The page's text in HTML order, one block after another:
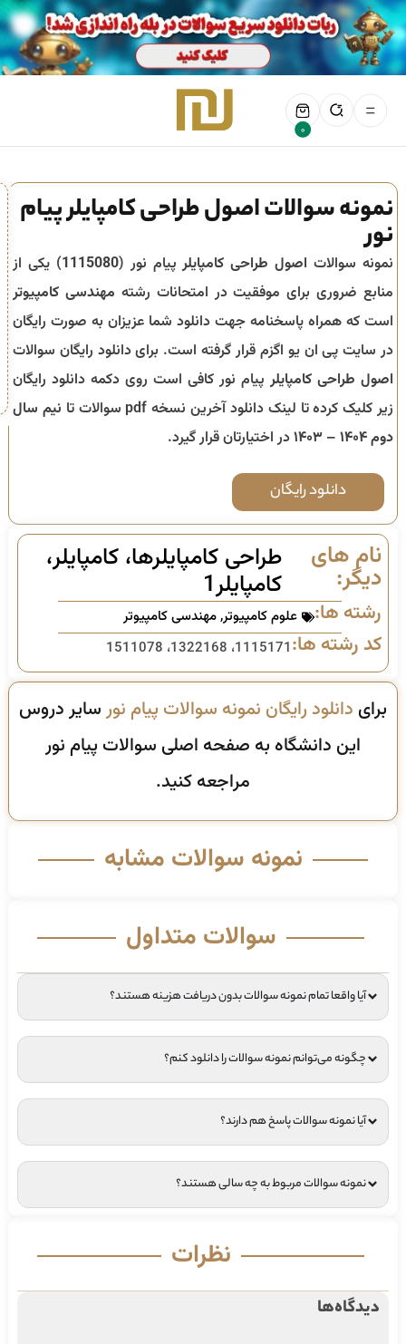
0
نمونه سوالات اصول طراحی کامپایلر پیام
نور
نمونه سوالات اصول طراحی کامپایلرپیام نور (1115080) یکی از
منابع ضروری برای موفقیت در امتحانات رشته مهندسی کامپیوتر
است که همراه پاسخنامه جهت دانلود شما عزیزان به صورت رایگان
در سایت پی ان یو اگزم قرار گرفته است. برای دانلود رایگان سوالات
اصول طراحی کامپایلرپیام نور کافی است روی دکمه دانلود رایگان
زیر کلیک کرده تا لینک دانلود آخرین نسخه pdf سوالات تا
نیم سال
دوم ۱۴۰۴ – ۱۴۰۳
در اختیارتان قرار گیرد.
دانلود رایگان
نام های
دیگر:
طراحی کامپایلرها، کامپایلر،
کامپایلر1
رشته ها: علوم کامپیوتر,مهندسی کامپیوتر
کد رشته ها:1115171، 1322168، 1511078
برای دانلود رایگان نمونه سوالات پیام نورسایر دروس
این دانشگاه به صفحه اصلی سوالات پیام نور
مراجعه کنید.
نمونه سوالات مشابه
سوالات متداول
آیا واقعا تمام نمونه سوالات بدون دریافت هزینه هستند؟
چگونه می‌توانم نمونه سوالات را دانلود کنم؟
آیا نمونه سوالات پاسخ هم دارند؟
نمونه سوالات مربوط به چه سالی هستند؟
نظرات
دیدگاه‌ها